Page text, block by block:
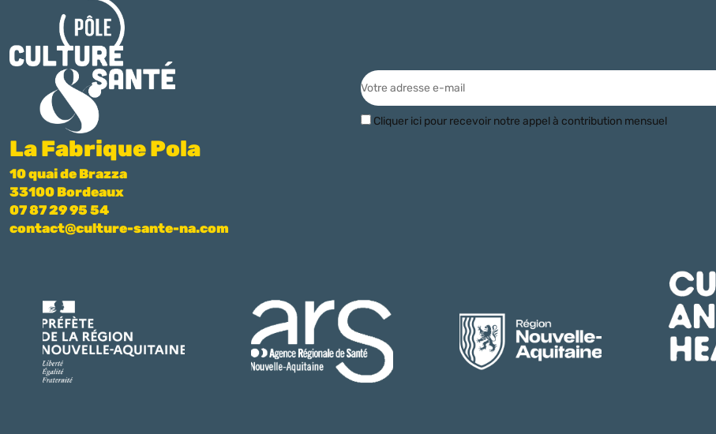
La Fabrique Pola
10 quai de Brazza
33100 Bordeaux
07 87 29 95 54
contact@culture-sante-na.com
Cliquer ici pour recevoir notre appel à contribution mensuel